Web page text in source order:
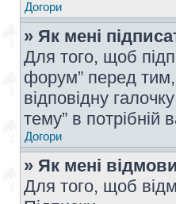
Догори
» Як мені
Для того, щоб
форум” перед тим,
відповідну
тему” в потрібній
Догори
» Як мені
Для того, щоб